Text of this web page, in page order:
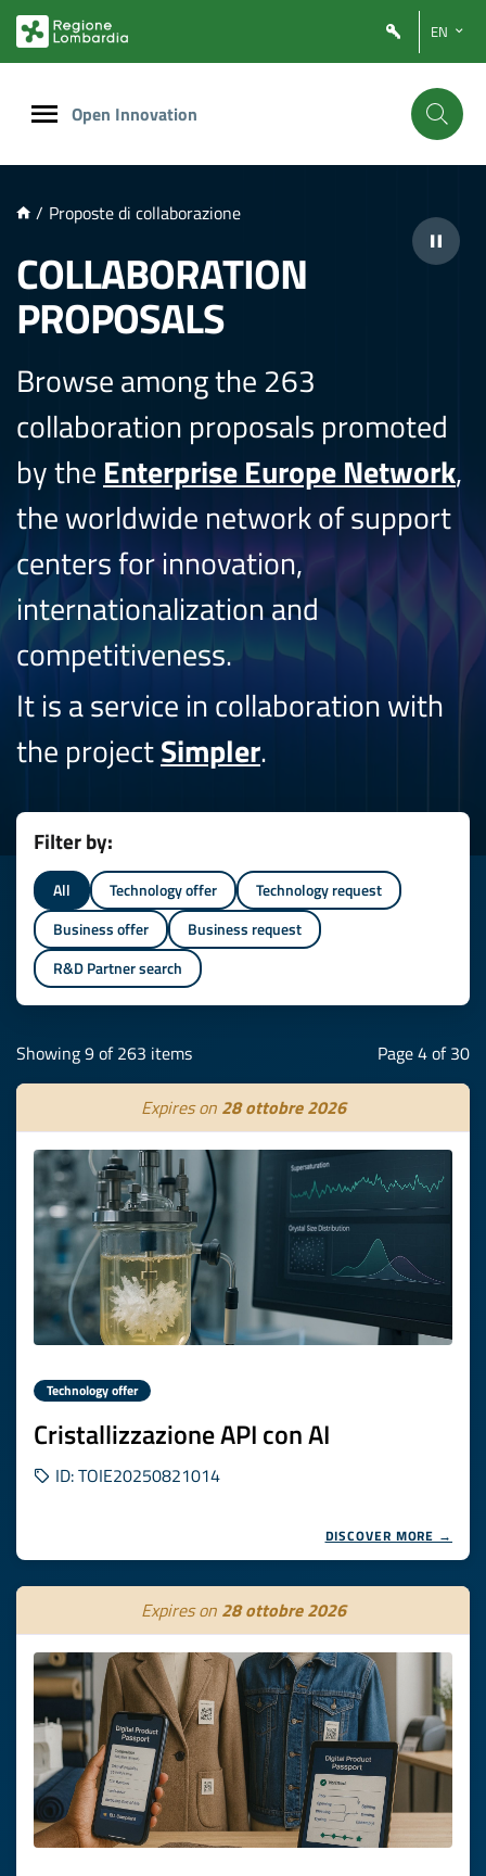
PRINCIPALE
EN
Open Innovation
/ Proposte di collaborazione
COLLABORATION
PROPOSALS
Browse among the 263
collaboration proposals promoted
by the Enterprise Europe Network,
the worldwide network of support
centers for innovation,
internationalization and
competitiveness.
It is a service in collaboration with
the projectSimpler.
Filter by:
All Technology offer
Technology request
Business offer
Business request
R&D Partner search
Showing 9 of 263 items Page 4 of 30
Expires on 28 ottobre 2026
Technology offer
Cristallizzazione API con AI
ID: TOIE20250821014
DISCOVER MORE →
Expires on 28 ottobre 2026